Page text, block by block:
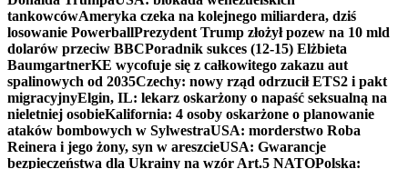
tankowcówAmeryka czeka na kolejnego miliardera, dziś
losowanie PowerballPrezydent Trump złożył pozew na 10 mld
dolarów przeciw BBCPoradnik sukces (12-15) Elżbieta
BaumgartnerKE wycofuje się z całkowitego zakazu aut
spalinowych od 2035Czechy: nowy rząd odrzucił ETS2 i pakt
migracyjnyElgin, IL: lekarz oskarżony o napaść seksualną na
nieletniej osobieKalifornia: 4 osoby oskarżone o planowanie
ataków bombowych w SylwestraUSA: morderstwo Roba
Reinera i jego żony, syn w areszcieUSA: Gwarancje
bezpieczeństwa dla Ukrainy na wzór Art.5 NATOPolska: